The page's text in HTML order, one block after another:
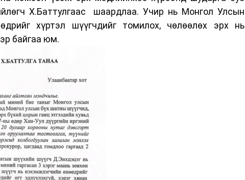
Х.Баттулгаас шаардлаа. Учир нь Монгол Улсын
хүртэл шүүгчдийг томилох, чөлөөлөх эрх нь
байгаа юм.